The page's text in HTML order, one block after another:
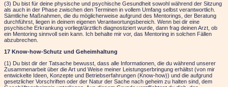
(3) Du bist für deine physische und psychische Gesundheit sowohl während der Sitzung
als auch in der Phase zwischen den Terminen in vollem Umfang selbst verantwortlich.
Sämtliche Maßnahmen, die du möglicherweise aufgrund des Mentorings, der Beratung
durchführst, liegen in deinem eigenen Verantwortungsbereich. Wenn bei dir eine
psychische Erkrankung vorliegt/ärztlich diagnostiziert wurde, dann frag deinen Arzt, ob
ein Mentoring sinnvoll sein kann. Ich behalte mir vor, das Mentoring in solchen Fällen
abzubrechen.
17 Know-how-Schutz und Geheimhaltung
(1) Du bist dir der Tatsache bewusst, dass alle Informationen, die du während unserer
Zusammenarbeit über die Art und Weise meiner Leistungserbringung erhältst (von mir
entwickelte Ideen, Konzepte und Betriebserfahrungen (Know-how)) und die aufgrund
gesetzlicher Vorschriften oder der Natur der Sache nach geheim zu halten sind, dem